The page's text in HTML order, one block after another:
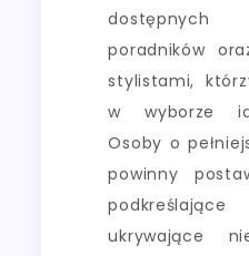
poradników
stylistami,
w wyborze
Osoby o
powinny
ukrywające